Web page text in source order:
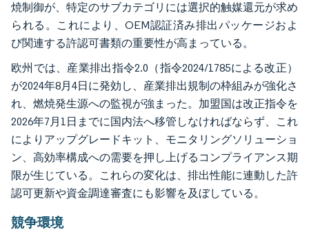
焼制御が、特定のサブカテゴリには選択的触媒還元が求め
られる。これにより、OEM認証済み排出パッケージおよ
び関連する許認可書類の重要性が高まっている。
欧州では、産業排出指令2.0（指令2024/1785による改正）
が2024年8月4日に発効し、産業排出規制の枠組みが強化さ
れ、燃焼発生源への監視が強まった。加盟国は改正指令を
2026年7月1日までに国内法へ移管しなければならず、これ
によりアップグレードキット、モニタリングソリューショ
ン、高効率構成への需要を押し上げるコンプライアンス期
限が生じている。これらの変化は、排出性能に連動した許
認可更新や資金調達審査にも影響を及ぼしている。
競争環境